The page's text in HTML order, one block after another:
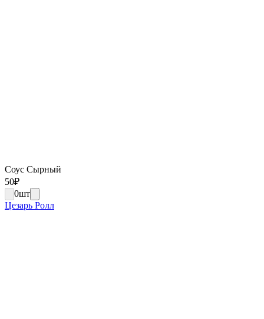
Соус Сырный
50₽
0шт
Цезарь Ролл